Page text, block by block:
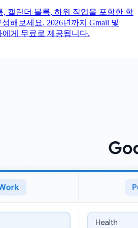
, 캘린더 블록, 하위 작업을 포함한 학
해보세요. 2026년까지 Gmail 및
에게 무료로 제공됩니다.